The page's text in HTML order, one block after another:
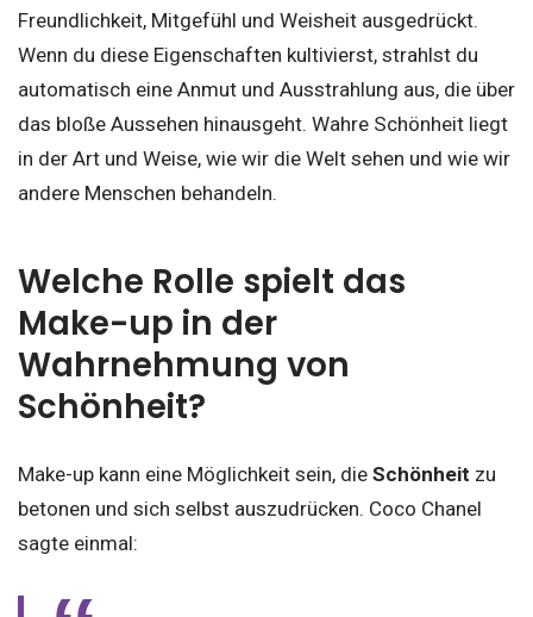
Freundlichkeit, Mitgefühl und Weisheit ausgedrückt.
Wenn du diese Eigenschaften kultivierst, strahlst du
automatisch eine Anmut und Ausstrahlung aus, die über
das bloße Aussehen hinausgeht. Wahre Schönheit liegt
in der Art und Weise, wie wir die Welt sehen und wie wir
andere Menschen behandeln.
Welche Rolle spielt das
Make-up in der
Wahrnehmung von
Schönheit?
Make-up kann eine Möglichkeit sein, die Schönheit zu
betonen und sich selbst auszudrücken. Coco Chanel
sagte einmal: